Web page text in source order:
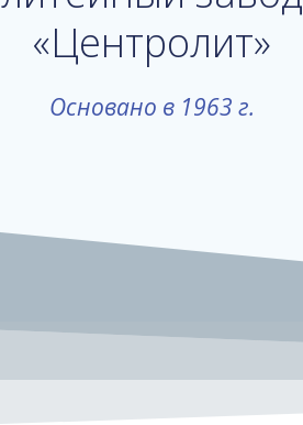
«Центролит»
Основано в 1963 г.